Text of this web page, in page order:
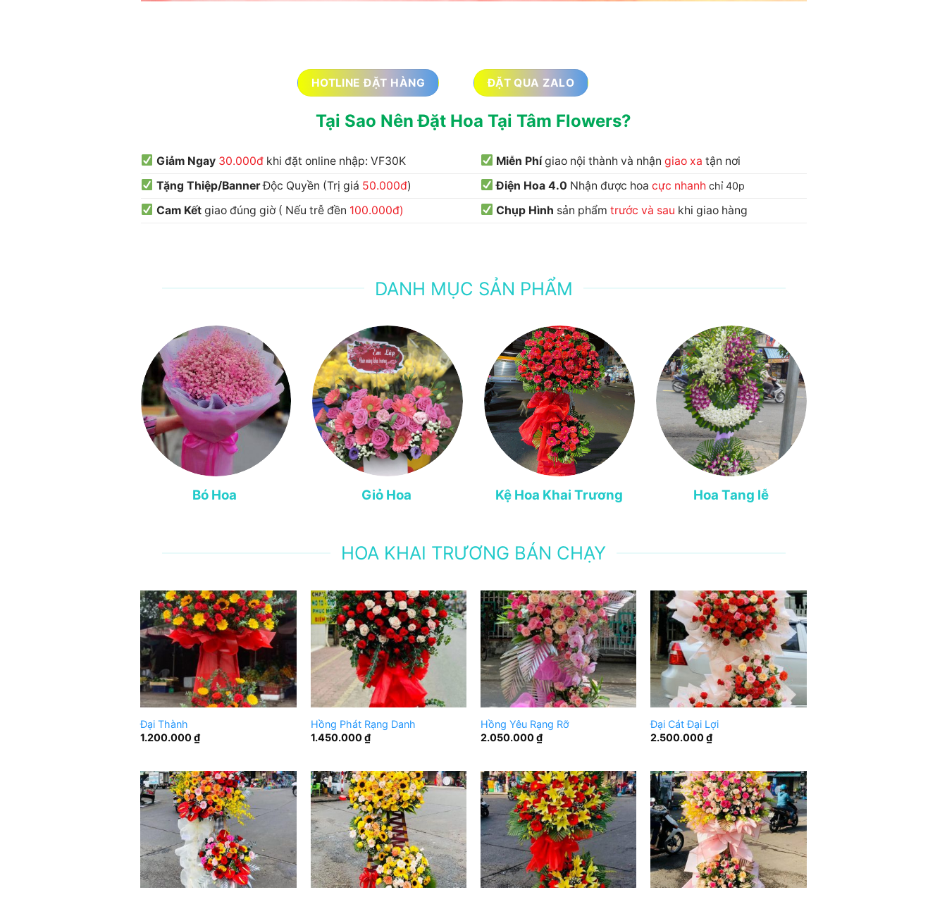
HOTLINE ĐẶT HÀNG ĐẶT QUA ZALO
Tại Sao Nên Đặt Hoa Tại Tâm Flowers?
Giảm Ngay 30.000đkhi đặt online nhập: VF30K Miễn Phígiao nội thành và nhận giao xa tận nơi
Tặng Thiệp/BannerĐộc Quyền (Trị giá 50.000đ) Điện Hoa 4.0 Nhận được hoa cực nhanh chỉ 40p
Cam Kếtgiao đúng giờ ( Nếu trễ đền 100.000đ) Chụp Hình sản phẩm trước và sau khi giao hàng
DANH MỤC SẢN PHẨM
Bó Hoa Giỏ Hoa Kệ Hoa Khai Trương Hoa Tang lễ
HOA KHAI TRƯƠNG BÁN CHẠY
Đại Thành
1.200.000₫
Hồng Phát Rạng Danh
1.450.000₫
Hồng Yêu Rạng Rỡ
2.050.000₫
Đại Cát Đại Lợi
2.500.000₫